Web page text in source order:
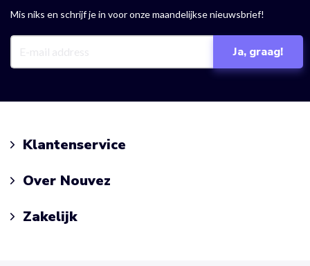
Mis niks en schrijf je in voor onze maandelijkse nieuwsbrief!
Klantenservice
Over Nouvez
Zakelijk